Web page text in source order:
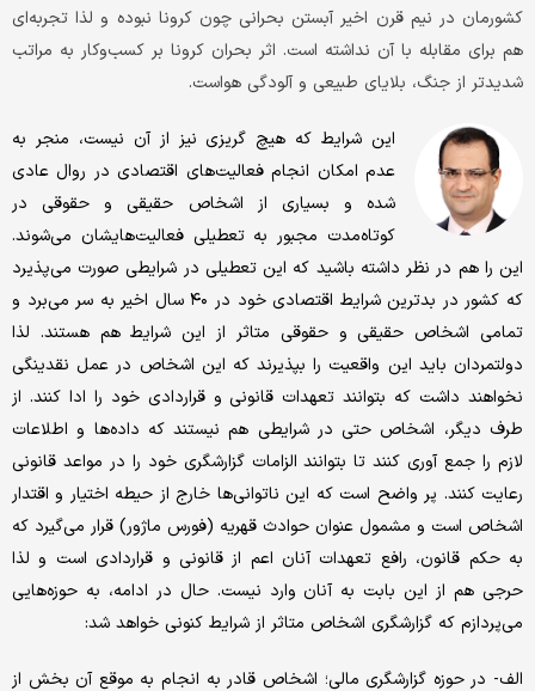
کشورمان در نیم قرن اخیر آبستن بحرانی چون کرونا نبوده و لذا تجربه‌ای
هم برای مقابله با آن نداشته است. اثر بحران کرونا بر کسب‌و‌کار به مراتب
شدیدتر از جنگ، بلایای طبیعی و آلودگی هواست.
این شرایط که هیچ گریزی نیز از آن نیست، منجر به
عدم امکان انجام فعالیت‌های اقتصادی در روال عادی
شده و بسیاری از اشخاص حقیقی و حقوقی در
کوتاه‌مدت مجبور به تعطیلی فعالیت‌هایشان می‌شوند.
این را هم در نظر داشته باشید که این تعطیلی در شرایطی صورت می‌پذیرد
که کشور در بدترین شرایط اقتصادی خود در ۴۰ سال اخیر به سر می‌برد و
تمامی اشخاص حقیقی و حقوقی متاثر از این شرایط هم هستند. لذا
دولتمردان باید این واقعیت را بپذیرند که این اشخاص در عمل نقدینگی
نخواهند داشت که بتوانند تعهدات قانونی و قراردادی خود را ادا کنند. از
طرف دیگر، اشخاص حتی در شرایطی هم نیستند که داده‌ها و اطلاعات
لازم را جمع آوری کنند تا بتوانند الزامات گزارشگری خود را در مواعد قانونی
رعایت کنند. پر واضح است که این ناتوانی‌ها خارج از حیطه اختیار و اقتدار
اشخاص است و مشمول عنوان حوادث قهریه (فورس ماژور) قرار می‌گیرد که
به حکم قانون، رافع تعهدات آنان اعم از قانونی و قراردادی است و لذا
حرجی هم از این بابت به آنان وارد نیست. حال در ادامه، به حوزه‌هایی
می‌پردازم که گزارشگری اشخاص متاثر از شرایط کنونی خواهد شد:
الف- در حوزه گزارشگری مالی؛ اشخاص قادر به انجام به موقع آن بخش از